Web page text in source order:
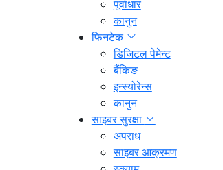
पूर्वाधार
कानुन
फिनटेक
डिजिटल पेमेन्ट
बैंकिङ
इन्स्योरेन्स
कानुन
साइबर सुरक्षा
अपराध
साइबर आक्रमण